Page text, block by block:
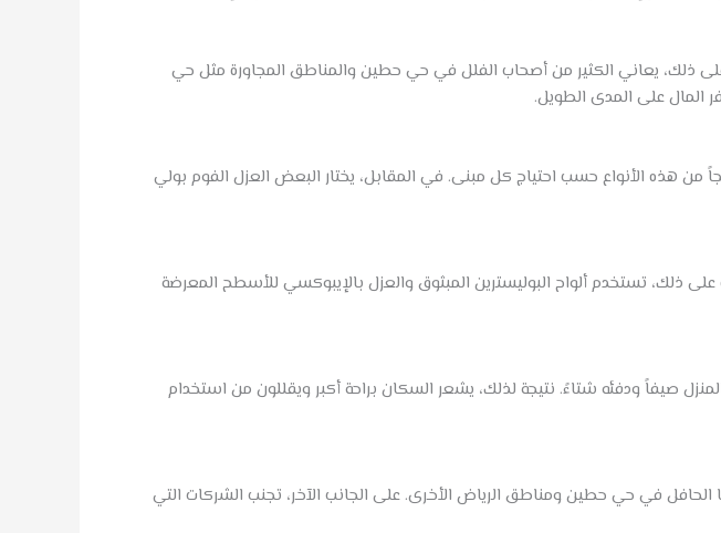
على ذلك، يعاني الكثير من أصحاب الفلل في حي حطين والمناطق المجاورة مثل حي
المال على المدى الطويل.
من هذه الأنواع حسب احتياج كل مبنى. في المقابل، يختار البعض العزل الفوم بولي
ذلك، تستخدم ألواح البوليسترين المبثوق والعزل بالإيبوكسي للأسطح المعرضة
إضافة إلى ذلك، يحافظ على برودة المنزل صيفاً ودفئه شتاءً. نتيجة لذلك، يشعر السكان براحة أكبر ويقللون من استخدام
الحافل في حي حطين ومناطق الرياض الأخرى. على الجانب الآخر، تجنب الشركات التي